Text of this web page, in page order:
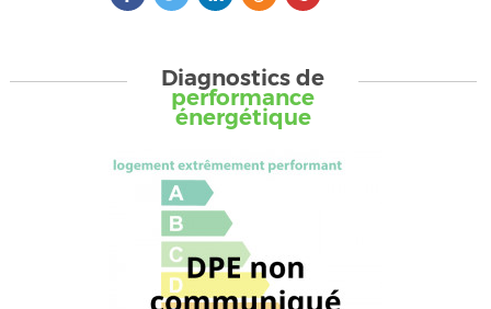
Diagnostics de
performance
énergétique